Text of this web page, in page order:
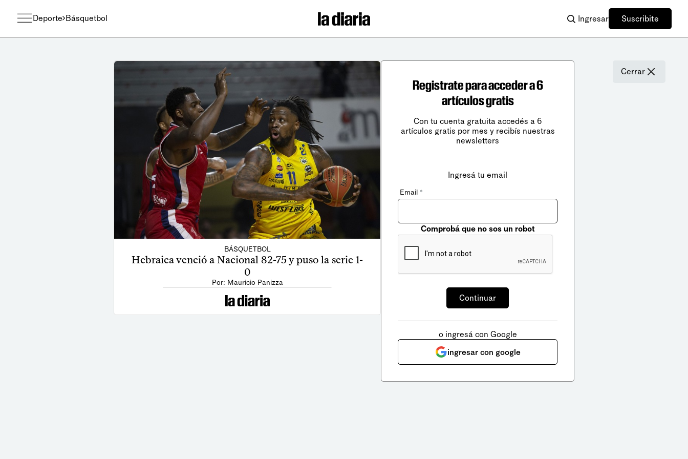
Deporte Básquetbol Ingresar Suscribite
BÁSQUETBOL
Hebraica venció a Nacional 82-75 y puso la serie 1-
0
Por: Mauricio Panizza
Cerrar
Registrate para acceder a 6
artículos gratis
Con tu cuenta gratuita accedés a 6
artículos gratis por mes y recibís nuestras
newsletters
Ingresá tu email
Email *
Comprobá que no sos un robot
o ingresá con Google
ingresar con google